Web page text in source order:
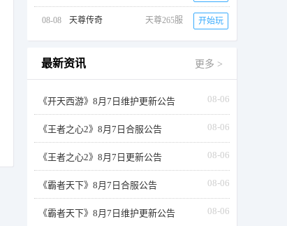
08-08 天尊传奇 天尊265服 开始玩
最新资讯 更多 >
08-06
《开天西游》8月7日维护更新公告
08-06
《王者之心2》8月7日合服公告
08-06
《王者之心2》8月7日更新公告
08-06
《霸者天下》8月7日合服公告
08-06
《霸者天下》8月7日维护更新公告